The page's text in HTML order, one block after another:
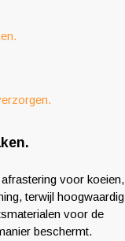
voor koeien,
terwijl hoogwaardig
voor de
beschermt.